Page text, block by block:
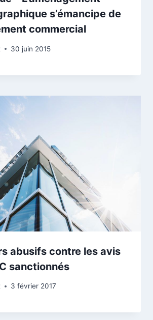
s’émancipe de
commercial
30 juin 2015
abusifs contre les avis
sanctionnés
3 février 2017